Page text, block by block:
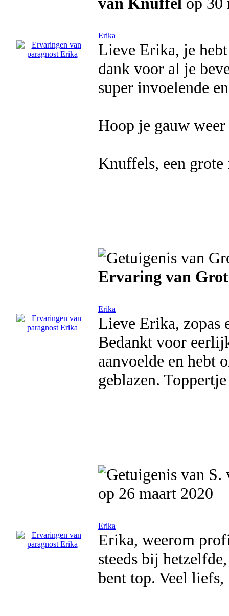
Erika
Lieve Erika, je
dank voor al je
super invoelende
Hoop je gauw weer
Knuffels, een grote
Ervaring van
Erika
Lieve Erika, zopas
Bedankt voor
aanvoelde en hebt
geblazen.
op 26 maart 2020
Erika
Erika, weerom
steeds bij
bent top. Veel liefs,